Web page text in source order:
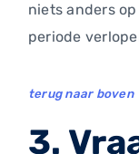
niets anders
periode
terug naar boven
3.